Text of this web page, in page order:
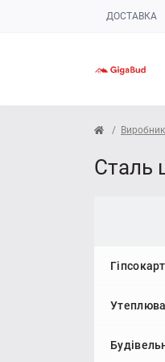
ДОСТАВКА
Виробник
Сталь
Профіль